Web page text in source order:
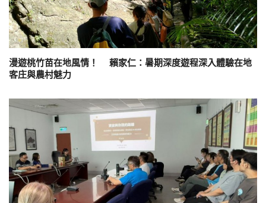
漫遊桃竹苗在地風情！ 賴家仁：暑期深度遊程深入體驗在地
客庄與農村魅力